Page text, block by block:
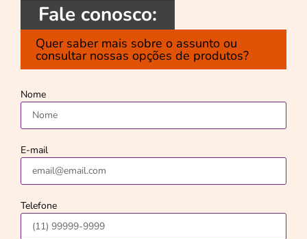
Fale conosco:
Quer saber mais sobre o assunto ou
consultar nossas opções de produtos?
Nome
E-mail
Telefone